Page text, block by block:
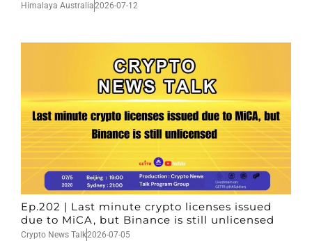
Himalaya Australia2026-07-12
Ep.202 | Last minute crypto licenses issued
due to MiCA, but Binance is still unlicensed
Crypto News Talk2026-07-05